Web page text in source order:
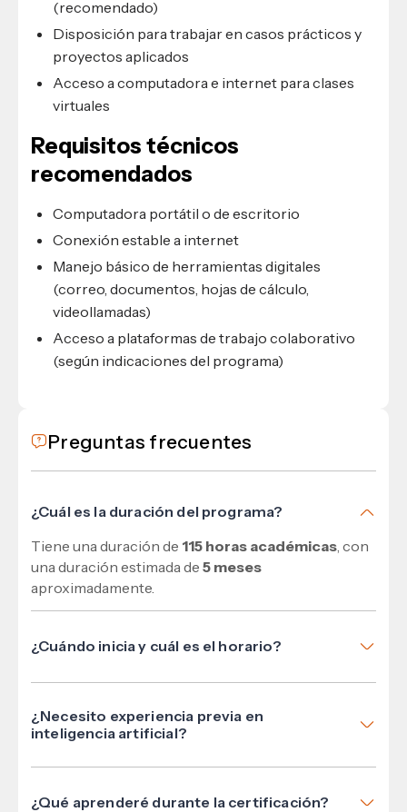
(recomendado)
Disposición para trabajar en casos prácticos y
proyectos aplicados
Acceso a computadora e internet para clases
virtuales
Requisitos técnicos
recomendados
Computadora portátil o de escritorio
Conexión estable a internet
Manejo básico de herramientas digitales
(correo, documentos, hojas de cálculo,
videollamadas)
Acceso a plataformas de trabajo colaborativo
(según indicaciones del programa)
Preguntas frecuentes
¿Cuál es la duración del programa?
Tiene una duración de 115 horas académicas , con
una duración estimada de 5 meses
aproximadamente.
¿Cuándo inicia y cuál es el horario?
Inicia el24 de marzoy se impartemartes y jueves,
¿Necesito experiencia previa en
inteligencia artificial?
No es indispensable. El programa está diseñado
enfoque práctico en marketing, automatización y
¿Qué aprenderé durante la certificación?